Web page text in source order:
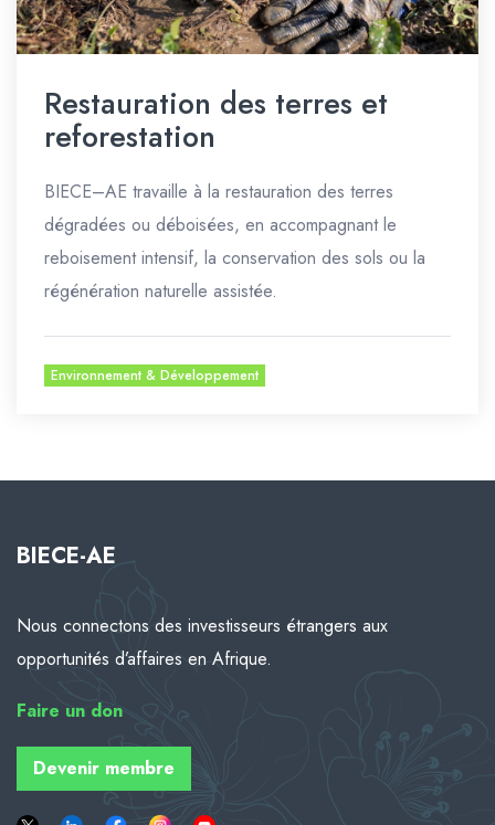
Restauration des terres et
reforestation
BIECE–AE travaille à la restauration des terres
dégradées ou déboisées, en accompagnant le
reboisement intensif, la conservation des sols ou la
régénération naturelle assistée.
Environnement & Développement
BIECE-AE
Nous connectons des investisseurs étrangers aux
opportunités d’affaires en Afrique.
Faire un don
Devenir membre